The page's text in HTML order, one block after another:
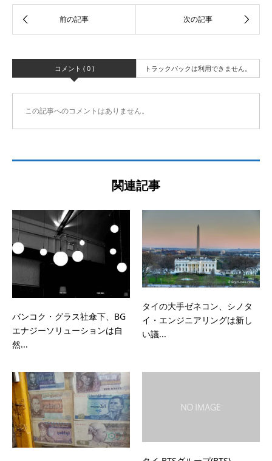
コメント ( 0 ) トラックバックは利用できません。
この記事へのコメントはありません。
関連記事
バンコク・グラス社傘下、BG
エナジーソリューションは自
然...
タイの大手ゼネコン、シノタ
イ・エンジニアリングは新し
い議...